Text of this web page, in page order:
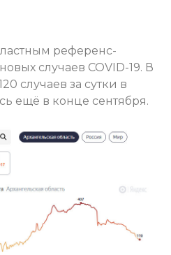
референс-
случаев COVID-19. В
случаев за сутки в
ещё в конце сентября.